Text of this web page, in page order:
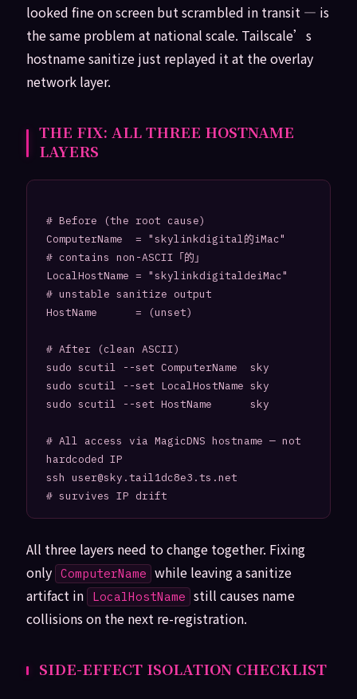
looked fine on screen but scrambled in transit — is
the same problem at national scale. Tailscale’s
hostname sanitize just replayed it at the overlay
network layer.
THE FIX: ALL THREE HOSTNAME
LAYERS
# Before (the root cause)
ComputerName  = "skylinkdigital的iMac"
# contains non-ASCII「的」
LocalHostName = "skylinkdigitaldeiMac"
# unstable sanitize output
HostName      = (unset)
# After (clean ASCII)
sudo scutil --set ComputerName  sky
sudo scutil --set LocalHostName sky
sudo scutil --set HostName      sky
# All access via MagicDNS hostname — not
hardcoded IP
ssh user@sky.tail1dc8e3.ts.net
All three layers need to change together. Fixing
only ComputerName while leaving a sanitize
artifact in
LocalHostName still causes name
collisions on the next re-registration.
SIDE-EFFECT ISOLATION CHECKLIST